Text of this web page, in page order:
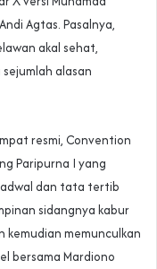
Agtas. Pasalnya,
akal sehat,
alasan
resmi, Convention
Paripurna I yang
dan tata tertib
sidangnya kabur
kemudian memunculkan
bersama Mardiono